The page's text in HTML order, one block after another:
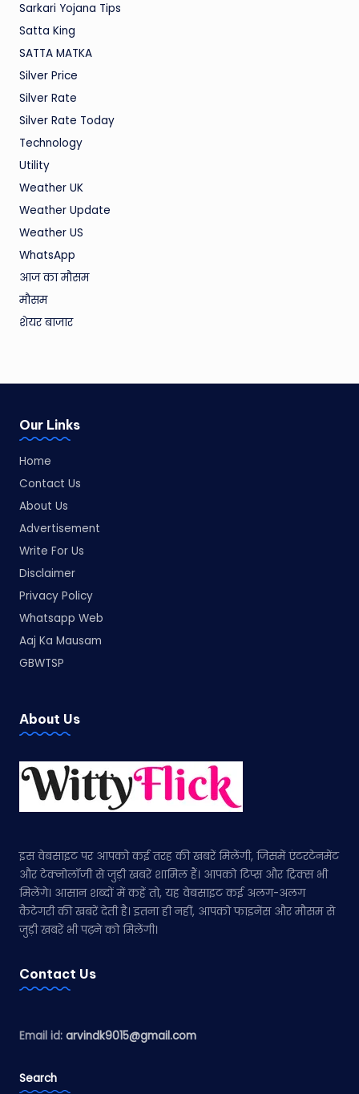
Sarkari Yojana Tips
Satta King
SATTA MATKA
Silver Price
Silver Rate
Silver Rate Today
Technology
Utility
Weather UK
Weather Update
Weather US
WhatsApp
आज का मौसम
मौसम
शेयर बाजार
Our Links
Home
Contact Us
About Us
Advertisement
Write For Us
Disclaimer
Privacy Policy
Whatsapp Web
Aaj Ka Mausam
GBWTSP
About Us
इस वेबसाइट पर आपको कई तरह की खबरें मिलेंगी, जिसमें एंटरटेनमेंट
और टेक्नोलॉजी से जुड़ी खबरें शामिल हैं। आपको टिप्स और ट्रिक्स भी
मिलेंगे। आसान शब्दों में कहें तो, यह वेबसाइट कई अलग-अलग
कैटेगरी की खबरें देती है। इतना ही नहीं, आपको फाइनेंस और मौसम से
जुड़ी खबरें भी पढ़ने को मिलेंगी।
Contact Us
Email id: arvindk9015@gmail.com
Search